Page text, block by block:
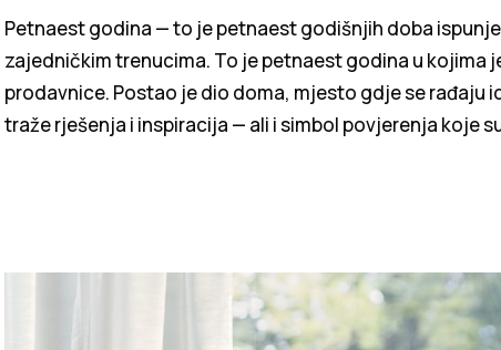
Petnaest godina — to je petnaest godišnjih doba
zajedničkim trenucima. To je petnaest godina u kojima
prodavnice. Postao je dio doma, mjesto gdje se rađaju
traže rješenja i inspiracija — ali i simbol povjerenja koje